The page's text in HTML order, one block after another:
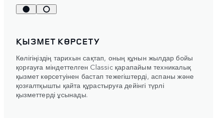
ҚЫЗМЕТ КӨРСЕТУ
Көлігіңіздің тарихын сақтап, оның құнын жылдар бойы
қорғауға міндеттелген Classic қарапайым техникалық
қызмет көрсетуінен бастап тежегіштерді, аспаны және
қозғалтқышты қайта құрастыруға дейінгі түрлі
қызметтерді ұсынады.